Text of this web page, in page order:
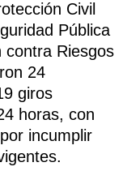
Civil
Pública
contra Riesgos
24
giros
horas, con
incumplir